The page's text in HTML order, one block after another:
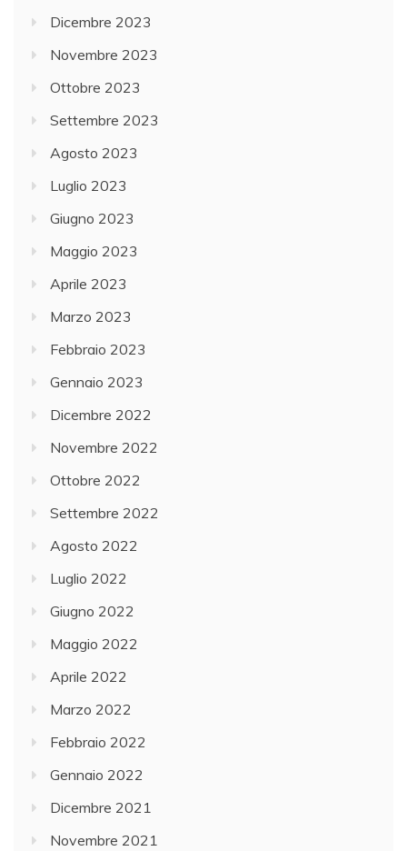
Dicembre 2023
Novembre 2023
Ottobre 2023
Settembre 2023
Agosto 2023
Luglio 2023
Giugno 2023
Maggio 2023
Aprile 2023
Marzo 2023
Febbraio 2023
Gennaio 2023
Dicembre 2022
Novembre 2022
Ottobre 2022
Settembre 2022
Agosto 2022
Luglio 2022
Giugno 2022
Maggio 2022
Aprile 2022
Marzo 2022
Febbraio 2022
Gennaio 2022
Dicembre 2021
Novembre 2021